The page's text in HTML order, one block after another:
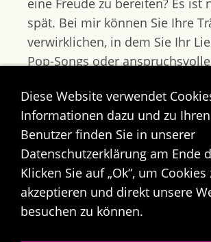
eine Freude zu bereiten? Es ist
spät. Bei mir können Sie Ihre
verwirklichen, in dem Sie Ihr
Pop-Songs oder
von mir Unterricht zu Ihren
die am besten zu Ihrem
passen. Gern leihe ich Ihnen ein
Instrument, wenn Sie noch
Es gibt keinen Grund mehr
warten. Lassen Sie Ihre Träume
werden.
Diese Website verwendet
Informationen dazu und zu
Benutzer finden Sie in unserer
Datenschutzerklärung am Ende
Klicken Sie auf „Ok“, um Cookies
akzeptieren und direkt unsere
besuchen zu können.